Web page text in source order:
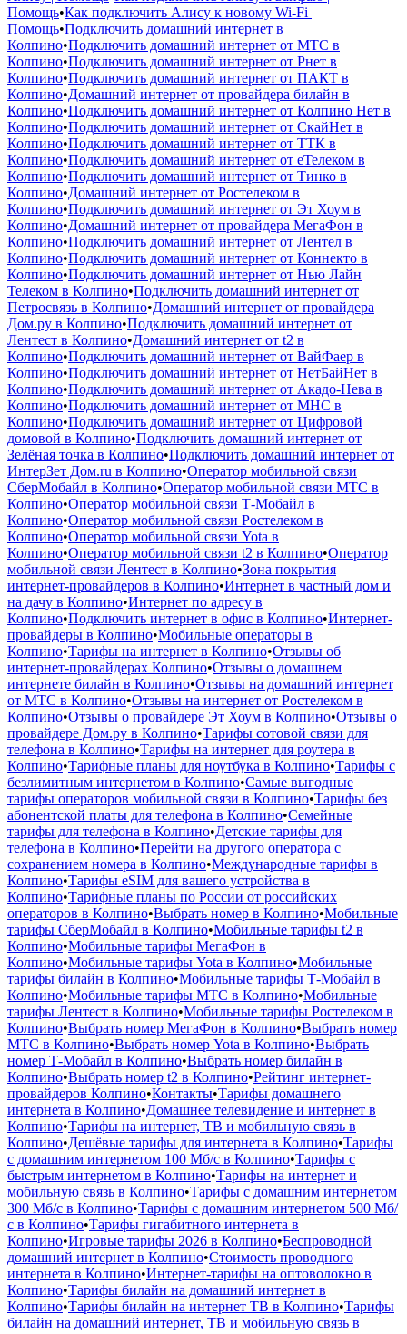
Помощь•Как подключить Алису к новому Wi-Fi |
Помощь•Подключить домашний интернет в
Колпино•Подключить домашний интернет от МТС в
Колпино•Подключить домашний интернет от Рнет в
Колпино•Подключить домашний интернет от ПАКТ в
Колпино•Домашний интернет от провайдера билайн в
Колпино•Подключить домашний интернет от Колпино Нет в
Колпино•Подключить домашний интернет от СкайНет в
Колпино•Подключить домашний интернет от ТТК в
Колпино•Подключить домашний интернет от еТелеком в
Колпино•Подключить домашний интернет от Тинко в
Колпино•Домашний интернет от Ростелеком в
Колпино•Подключить домашний интернет от Эт Хоум в
Колпино•Домашний интернет от провайдера МегаФон в
Колпино•Подключить домашний интернет от Лентел в
Колпино•Подключить домашний интернет от Коннекто в
Колпино•Подключить домашний интернет от Нью Лайн
Телеком в Колпино•Подключить домашний интернет от
Петросвязь в Колпино•Домашний интернет от провайдера
Дом.ру в Колпино•Подключить домашний интернет от
Лентест в Колпино•Домашний интернет от t2 в
Колпино•Подключить домашний интернет от ВайФаер в
Колпино•Подключить домашний интернет от НетБайНет в
Колпино•Подключить домашний интернет от Акадо-Нева в
Колпино•Подключить домашний интернет от МНС в
Колпино•Подключить домашний интернет от Цифровой
домовой в Колпино•Подключить домашний интернет от
Зелёная точка в Колпино•Подключить домашний интернет от
ИнтерЗет Дом.ru в Колпино•Оператор мобильной связи
СберМобайл в Колпино•Оператор мобильной связи МТС в
Колпино•Оператор мобильной связи Т‑Мобайл в
Колпино•Оператор мобильной связи Ростелеком в
Колпино•Оператор мобильной связи Yota в
Колпино•Оператор мобильной связи t2 в Колпино•Оператор
мобильной связи Лентест в Колпино•Зона покрытия
интернет-провайдеров в Колпино•Интернет в частный дом и
на дачу в Колпино•Интернет по адресу в
Колпино•Подключить интернет в офис в Колпино•Интернет-
провайдеры в Колпино•Мобильные операторы в
Колпино•Тарифы на интернет в Колпино•Отзывы об
интернет-провайдерах Колпино•Отзывы о домашнем
интернете билайн в Колпино•Отзывы на домашний интернет
от МТС в Колпино•Отзывы на интернет от Ростелеком в
Колпино•Отзывы о провайдере Эт Хоум в Колпино•Отзывы о
провайдере Дом.ру в Колпино•Тарифы сотовой связи для
телефона в Колпино•Тарифы на интернет для роутера в
Колпино•Тарифные планы для ноутбука в Колпино•Тарифы с
безлимитным интернетом в Колпино•Самые выгодные
тарифы операторов мобильной связи в Колпино•Тарифы без
абонентской платы для телефона в Колпино•Семейные
тарифы для телефона в Колпино•Детские тарифы для
телефона в Колпино•Перейти на другого оператора с
сохранением номера в Колпино•Международные тарифы в
Колпино•Тарифы eSIM для вашего устройства в
Колпино•Тарифные планы по России от российских
операторов в Колпино•Выбрать номер в Колпино•Мобильные
тарифы СберМобайл в Колпино•Мобильные тарифы t2 в
Колпино•Мобильные тарифы МегаФон в
Колпино•Мобильные тарифы Yota в Колпино•Мобильные
тарифы билайн в Колпино•Мобильные тарифы Т‑Мобайл в
Колпино•Мобильные тарифы МТС в Колпино•Мобильные
тарифы Лентест в Колпино•Мобильные тарифы Ростелеком в
Колпино•Выбрать номер МегаФон в Колпино•Выбрать номер
МТС в Колпино•Выбрать номер Yota в Колпино•Выбрать
номер Т‑Мобайл в Колпино•Выбрать номер билайн в
Колпино•Выбрать номер t2 в Колпино•Рейтинг интернет-
провайдеров Колпино•Контакты•Тарифы домашнего
интернета в Колпино•Домашнее телевидение и интернет в
Колпино•Тарифы на интернет, ТВ и мобильную связь в
Колпино•Дешёвые тарифы для интернета в Колпино•Тарифы
с домашним интернетом 100 Мб/с в Колпино•Тарифы с
быстрым интернетом в Колпино•Тарифы на интернет и
мобильную связь в Колпино•Тарифы с домашним интернетом
300 Мб/с в Колпино•Тарифы с домашним интернетом 500 Мб/
с в Колпино•Тарифы гигабитного интернета в
Колпино•Игровые тарифы 2026 в Колпино•Беспроводной
домашний интернет в Колпино•Стоимость проводного
интернета в Колпино•Интернет-тарифы на оптоволокно в
Колпино•Тарифы билайн на домашний интернет в
Колпино•Тарифы билайн на интернет ТВ в Колпино•Тарифы
билайн на домашний интернет, ТВ и мобильную связь в